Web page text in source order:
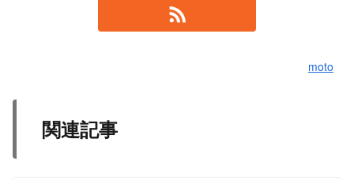
moto
関連記事